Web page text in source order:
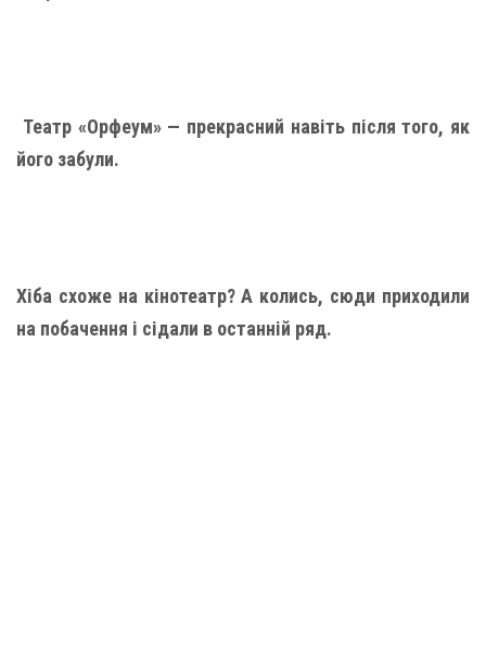
Театр «Орфеум» — прекрасний навіть після того, як
його забули.
Хіба схоже на кінотеатр? А колись, сюди приходили
на побачення і сідали в останній ряд.